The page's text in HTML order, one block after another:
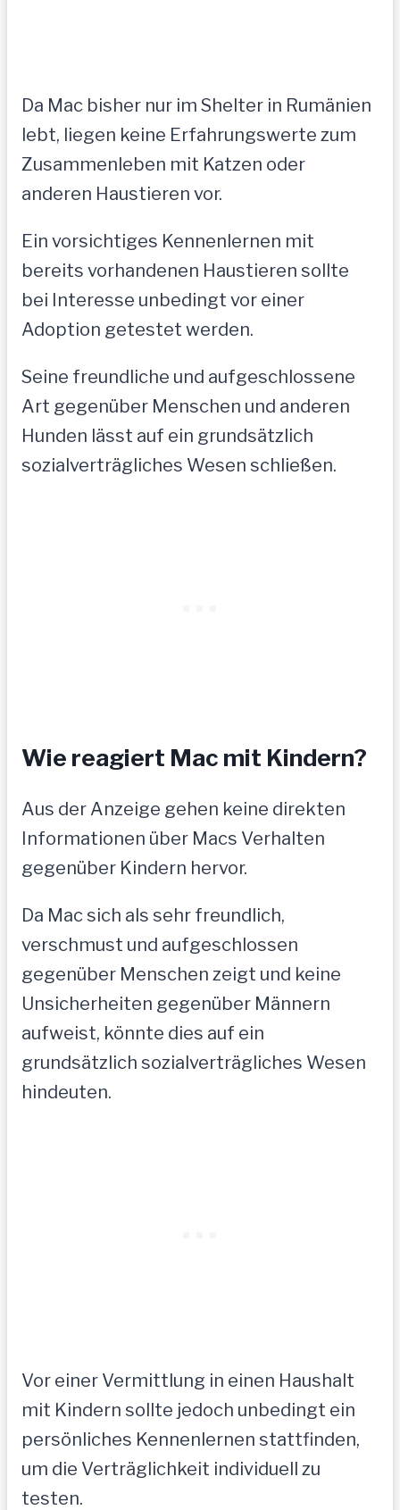
Da Mac bisher nur im Shelter in Rumänien
lebt, liegen keine Erfahrungswerte zum
Zusammenleben mit Katzen oder
anderen Haustieren vor.
Ein vorsichtiges Kennenlernen mit
bereits vorhandenen Haustieren sollte
bei Interesse unbedingt vor einer
Adoption getestet werden.
Seine freundliche und aufgeschlossene
Art gegenüber Menschen und anderen
Hunden lässt auf ein grundsätzlich
sozialverträgliches Wesen schließen.
Wie reagiert Mac mit Kindern?
Aus der Anzeige gehen keine direkten
Informationen über Macs Verhalten
gegenüber Kindern hervor.
Da Mac sich als sehr freundlich,
verschmust und aufgeschlossen
gegenüber Menschen zeigt und keine
Unsicherheiten gegenüber Männern
aufweist, könnte dies auf ein
grundsätzlich sozialverträgliches Wesen
hindeuten.
Vor einer Vermittlung in einen Haushalt
mit Kindern sollte jedoch unbedingt ein
persönliches Kennenlernen stattfinden,
um die Verträglichkeit individuell zu
testen.